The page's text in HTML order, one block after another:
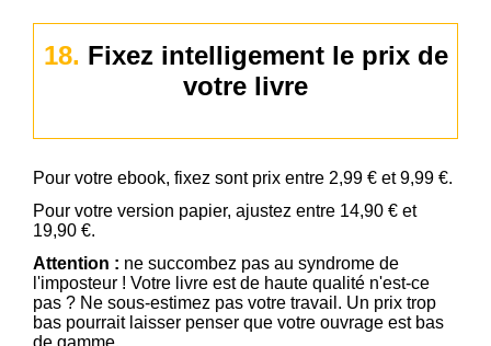
18. Fixez intelligement le prix de
votre livre
Pour votre ebook, fixez sont prix entre 2,99 € et 9,99 €.
Pour votre version papier, ajustez entre 14,90 € et
19,90 €.
Attention : ne succombez pas au syndrome de
l'imposteur ! Votre livre est de haute qualité n'est-ce
pas ? Ne sous-estimez pas votre travail. Un prix trop
bas pourrait laisser penser que votre ouvrage est bas